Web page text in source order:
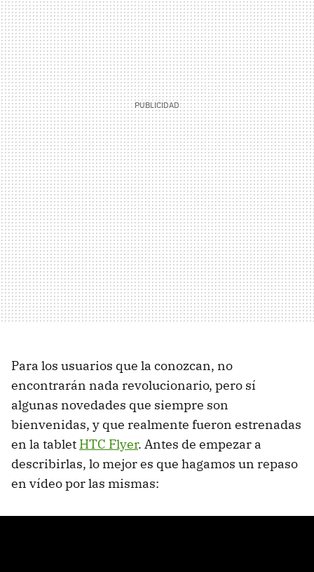
Para los usuarios que la conozcan, no
encontrarán nada revolucionario, pero sí
algunas novedades que siempre son
bienvenidas, y que realmente fueron estrenadas
en la tablet HTC Flyer. Antes de empezar a
describirlas, lo mejor es que hagamos un repaso
en vídeo por las mismas: